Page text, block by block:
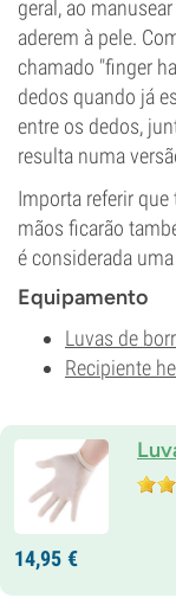
geral, ao
aderem à pele.
chamado "finger
dedos quando já
entre os dedos,
resulta numa
Importa referir
mãos ficarão
é considerada
Equipamento
Luvas de
Recipiente
14,95 €